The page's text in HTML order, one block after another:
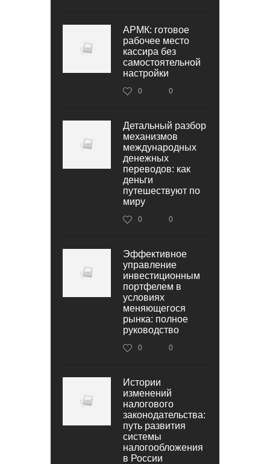
АРМК: готовое
рабочее место
кассира без
самостоятельной
настройки
0 0
Детальный разбор
механизмов
международных
денежных
переводов: как
деньги
путешествуют по
миру
0 0
Эффективное
управление
инвестиционным
портфелем в
условиях
меняющегося
рынка: полное
руководство
0 0
Истории
изменений
налогового
законодательства:
путь развития
системы
налогообложения
в России